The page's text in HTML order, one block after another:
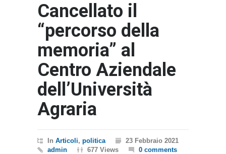
Cancellato il
“percorso della
memoria” al
Centro Aziendale
dell’Università
Agraria
In Articoli, politica
23 Febbraio 2021
admin
677 Views 0 comments